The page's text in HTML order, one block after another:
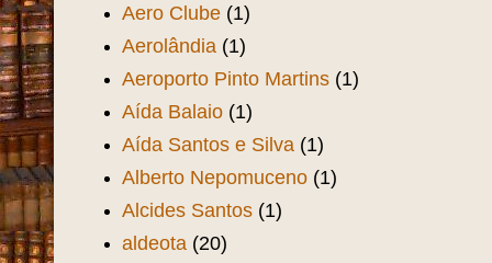
Aero Clube (1)
Aerolândia (1)
Aeroporto Pinto Martins (1)
Aída Balaio (1)
Aída Santos e Silva (1)
Alberto Nepomuceno (1)
Alcides Santos (1)
aldeota (20)